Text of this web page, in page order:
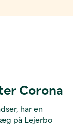
Corona
har en
på Lejerbo